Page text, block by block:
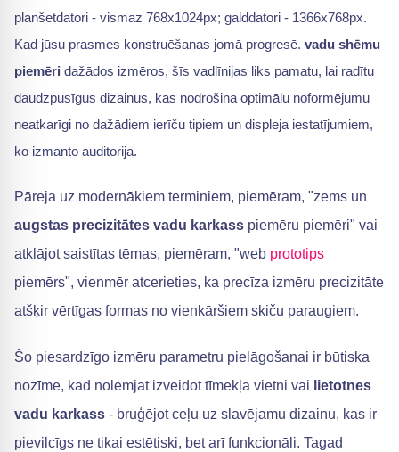
planšetdatori - vismaz 768x1024px; galddatori - 1366x768px.
Kad jūsu prasmes konstruēšanas jomā progresē. vadu shēmu
piemēri dažādos izmēros, šīs vadlīnijas liks pamatu, lai radītu
daudzpusīgus dizainus, kas nodrošina optimālu noformējumu
neatkarīgi no dažādiem ierīču tipiem un displeja iestatījumiem,
ko izmanto auditorija.
Pāreja uz modernākiem terminiem, piemēram, "zems un
augstas precizitātes vadu karkass piemēru piemēri" vai
atklājot saistītas tēmas, piemēram, "web prototips
piemērs", vienmēr atcerieties, ka precīza izmēru precizitāte
atšķir vērtīgas formas no vienkāršiem skiču paraugiem.
Šo piesardzīgo izmēru parametru pielāgošanai ir būtiska
nozīme, kad nolemjat izveidot tīmekļa vietni vai lietotnes
vadu karkass - bruģējot ceļu uz slavējamu dizainu, kas ir
pievilcīgs ne tikai estētiski, bet arī funkcionāli. Tagad